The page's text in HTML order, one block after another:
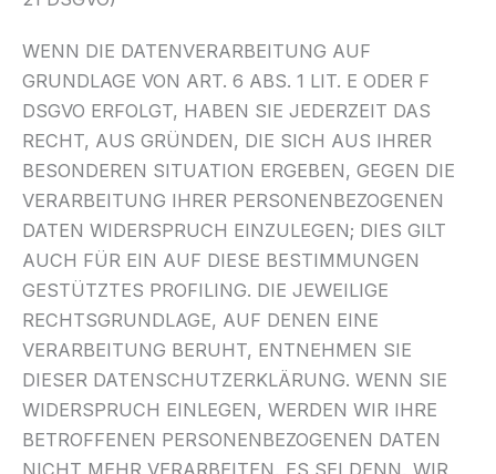
WENN DIE DATENVERARBEITUNG AUF
GRUNDLAGE VON ART. 6 ABS. 1 LIT. E ODER F
DSGVO ERFOLGT, HABEN SIE JEDERZEIT DAS
RECHT, AUS GRÜNDEN, DIE SICH AUS IHRER
BESONDEREN SITUATION ERGEBEN, GEGEN DIE
VERARBEITUNG IHRER PERSONENBEZOGENEN
DATEN WIDERSPRUCH EINZULEGEN; DIES GILT
AUCH FÜR EIN AUF DIESE BESTIMMUNGEN
GESTÜTZTES PROFILING. DIE JEWEILIGE
RECHTSGRUNDLAGE, AUF DENEN EINE
VERARBEITUNG BERUHT, ENTNEHMEN SIE
DIESER DATENSCHUTZERKLÄRUNG. WENN SIE
WIDERSPRUCH EINLEGEN, WERDEN WIR IHRE
BETROFFENEN PERSONENBEZOGENEN DATEN
NICHT MEHR VERARBEITEN, ES SEI DENN, WIR